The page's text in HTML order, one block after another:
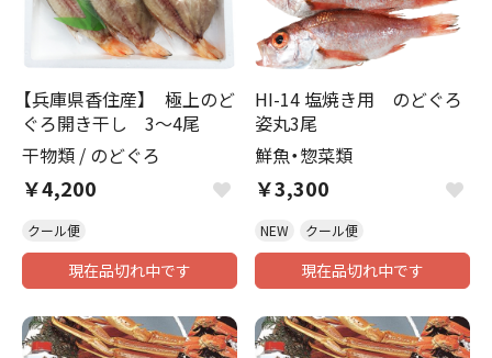
【兵庫県香住産】 極上のど
ぐろ開き干し 3～4尾
干物類 / のどぐろ
￥4,200
クール便
現在品切れ中です
HI-14 塩焼き用 のどぐろ
姿丸3尾
鮮魚・惣菜類
￥3,300
NEW クール便
現在品切れ中です